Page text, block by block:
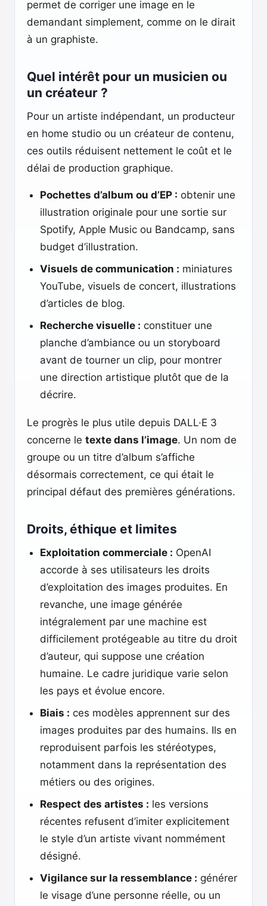
permet de corriger une image en le
demandant simplement, comme on le dirait
à un graphiste.
Quel intérêt pour un musicien ou
un créateur ?
Pour un artiste indépendant, un producteur
en home studio ou un créateur de contenu,
ces outils réduisent nettement le coût et le
délai de production graphique.
Pochettes d’album ou d’EP : obtenir une
illustration originale pour une sortie sur
Spotify, Apple Music ou Bandcamp, sans
budget d’illustration.
Visuels de communication : miniatures
YouTube, visuels de concert, illustrations
d’articles de blog.
Recherche visuelle : constituer une
planche d’ambiance ou un storyboard
avant de tourner un clip, pour montrer
une direction artistique plutôt que de la
décrire.
Le progrès le plus utile depuis DALL·E 3
concerne le texte dans l’image. Un nom de
groupe ou un titre d’album s’affiche
désormais correctement, ce qui était le
principal défaut des premières générations.
Droits, éthique et limites
Exploitation commerciale : OpenAI
accorde à ses utilisateurs les droits
d’exploitation des images produites. En
revanche, une image générée
intégralement par une machine est
difficilement protégeable au titre du droit
d’auteur, qui suppose une création
humaine. Le cadre juridique varie selon
les pays et évolue encore.
Biais : ces modèles apprennent sur des
images produites par des humains. Ils en
reproduisent parfois les stéréotypes,
notamment dans la représentation des
métiers ou des origines.
Respect des artistes : les versions
récentes refusent d’imiter explicitement
le style d’un artiste vivant nommément
désigné.
Vigilance sur la ressemblance : générer
le visage d’une personne réelle, ou un